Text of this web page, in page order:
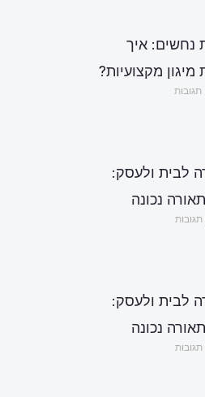
נחשים: איך
מקצועיות?
תגובות
לבית ולעסק:
נכונה
תגובות
לבית ולעסק:
נכונה
תגובות